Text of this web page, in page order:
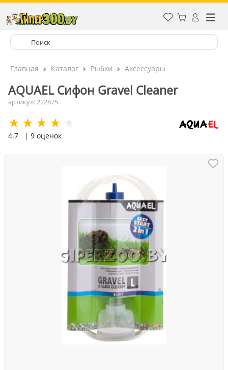
Главная Каталог Рыбки Аксессуары
AQUAEL Сифон Gravel Cleaner
артикул: 222875
4.7 | 9 оценок